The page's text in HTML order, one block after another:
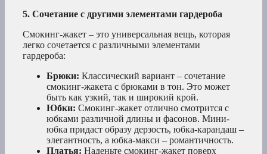
5. Сочетание с другими элементами гардероба
Смокинг-жакет – это универсальная вещь, которая
легко сочетается с различными элементами
гардероба:
Брюки: Классический вариант – сочетание
смокинг-жакета с брюками в тон. Это может
быть как узкий, так и широкий крой.
Юбки: Смокинг-жакет отлично смотрится с
юбками различной длины и фасонов. Мини-
юбка придаст образу дерзость, юбка-карандаш –
элегантность, а юбка-макси – романтичность.
Платья: Наденьте смокинг-жакет поверх